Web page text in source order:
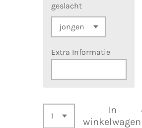
geslacht
Extra Informatie
In
winkelwagen